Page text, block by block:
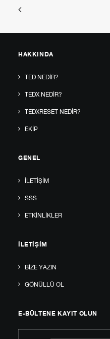
HAKKINDA
TED NEDIR?
TEDX NEDIR?
TEDXRESET NEDIR?
EKIP
GENEL
İLETIŞIM
SSS
ETKINLIKLER
İLETIŞIM
BIZE YAZIN
GÖNÜLLÜ OL
E-BÜLTENE KAYIT OLUN